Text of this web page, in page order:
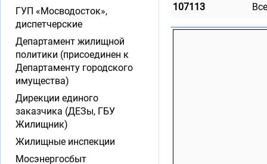
107113
ГУП «Мосводосток»,
диспетчерские
Департамент жилищной
политики (присоединен к
Департаменту городского
имущества)
Дирекции единого
заказчика (ДЕЗы, ГБУ
Жилищник)
Жилищные инспекции
Мосэнергосбыт